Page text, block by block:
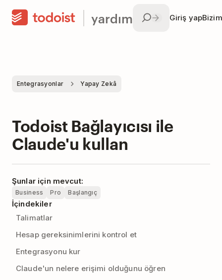
yardım Giriş yap
Entegrasyonlar Yapay Zekâ
Todoist Bağlayıcısı ile
Claude'u kullan
Şunlar için mevcut:
Business Pro Başlangıç
İçindekiler
Talimatlar
Hesap gereksinimlerini kontrol et
Entegrasyonu kur
Claude'un nelere erişimi olduğunu öğren